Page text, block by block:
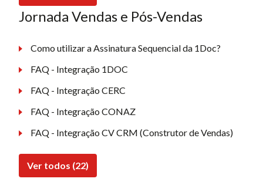
Jornada Vendas e Pós-Vendas
Como utilizar a Assinatura Sequencial da 1Doc?
FAQ - Integração 1DOC
FAQ - Integração CERC
FAQ - Integração CONAZ
FAQ - Integração CV CRM (Construtor de Vendas)
Ver todos (22)